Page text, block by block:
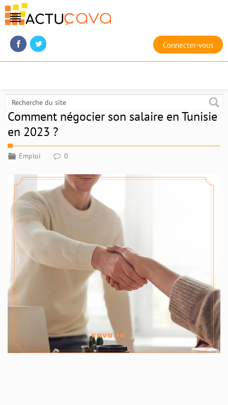
Connecter-vous
Comment négocier son salaire en Tunisie
en 2023 ?
Emploi 0